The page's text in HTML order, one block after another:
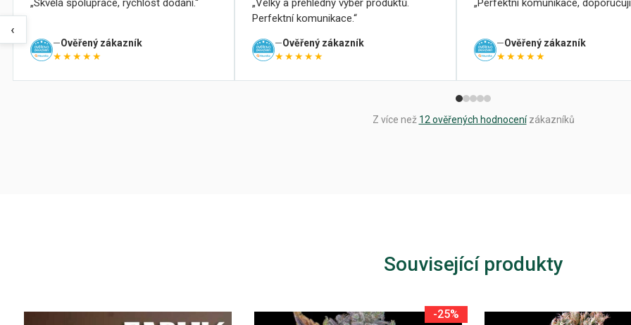
‹
Skvělá spolupráce, rychlost dodání.
Ověřený zákazník
★★★★★
Velký a přehledný výběr produktů.
Perfektní komunikace.
Ověřený zákazník
★★★★★
Perfektní komunikace,
Ověřený zákazník
★★★★★
Z více než 12 ověřených hodnocenízákazníků
Související produkty
-25%